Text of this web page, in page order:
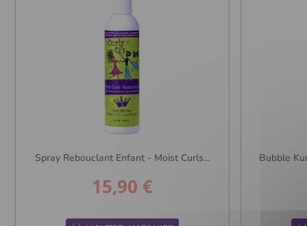
Spray Rebouclant Enfant - Moist Curls...
Prix
15,90 €
Bubble